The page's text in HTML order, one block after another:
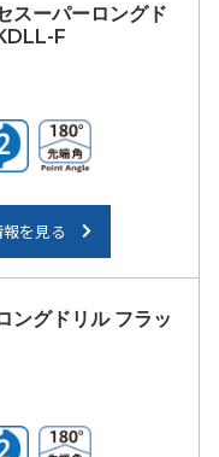
スーパーロングド
F
報を見る
ングドリル フラッ